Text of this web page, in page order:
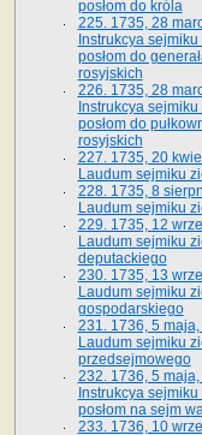
posłom do króla
225. 1735, 28
Instrukcya
posłom do
rosyjskich
226. 1735, 28
Instrukcya
posłom do
rosyjskich
227. 1735, 20
Laudum sejmiku
228. 1735, 8
Laudum sejmiku
229. 1735, 12
Laudum sejmiku
deputackiego
230. 1735, 13
Laudum sejmiku
gospodarskiego
231. 1736, 5
Laudum sejmiku
przedsejmowego
232. 1736, 5
Instrukcya
posłom na sejm
233. 1736, 10